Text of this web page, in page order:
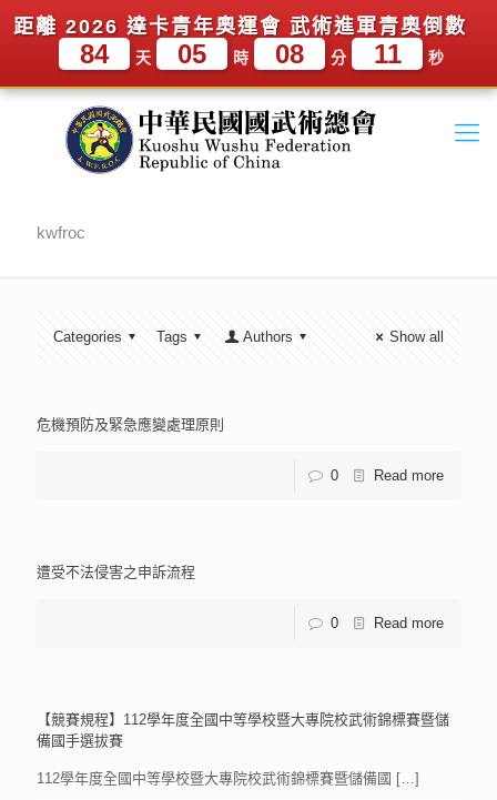
距離 2026 達卡青年奧運會 武術進軍青奧倒數
84 天 05 時 08 分 10 秒
kwfroc
Categories Tags Authors Show all
危機預防及緊急應變處理原則
0 Read more
遭受不法侵害之申訴流程
0 Read more
【競賽規程】112學年度全國中等學校暨大專院校武術錦標賽暨儲
備國手選拔賽
112學年度全國中等學校暨大專院校武術錦標賽暨儲備國 […]